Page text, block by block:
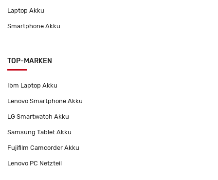
Laptop Akku
Smartphone Akku
TOP-MARKEN
Ibm Laptop Akku
Lenovo Smartphone Akku
LG Smartwatch Akku
Samsung Tablet Akku
Fujifilm Camcorder Akku
Lenovo PC Netzteil